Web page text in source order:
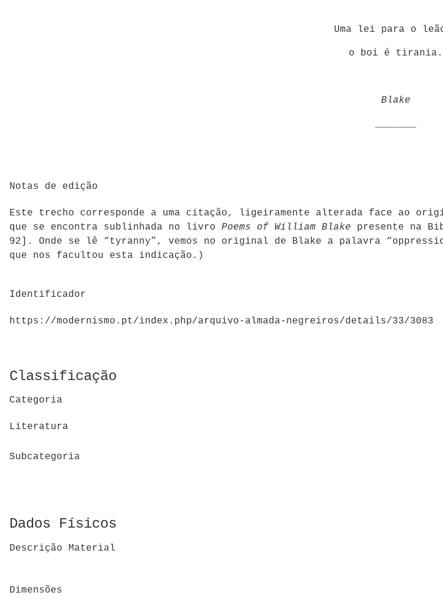
Uma lei para o
o boi é tirania.
Blake
Notas de edição
Este trecho corresponde a uma citação, ligeiramente alterada face ao
que se encontra sublinhada no livro Poems of William Blake presente na
92]. Onde se lê “tyranny”, vemos no original de Blake a palavra
que nos facultou esta indicação.)
Identificador
https://modernismo.pt/index.php/arquivo-almada-negreiros/details/33/3083
Classificação
Categoria
Literatura
Subcategoria
Dados Físicos
Descrição Material
Dimensões